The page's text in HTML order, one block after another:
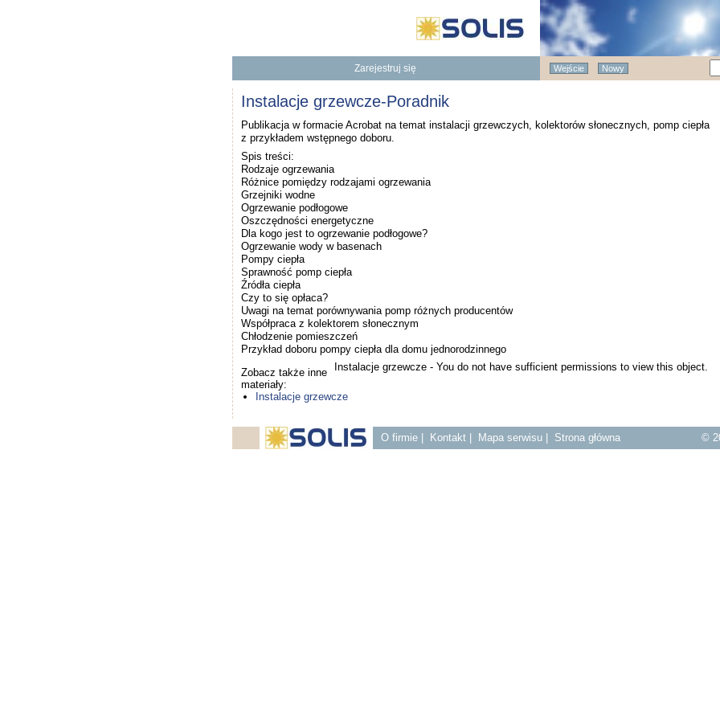
Zarejestruj się
To dodatkowe korzyści
Będziesz mieć dostęp do naszej Bazy Wiedzy
Wejście Nowy
Instalacje grzewcze-Poradnik
Publikacja w formacie Acrobat na temat instalacji grzewczych, kolektorów słonecznych, pomp ciepła
z przykładem wstępnego doboru.
Spis treści:
Rodzaje ogrzewania
Różnice pomiędzy rodzajami ogrzewania
Grzejniki wodne
Ogrzewanie podłogowe
Oszczędności energetyczne
Dla kogo jest to ogrzewanie podłogowe?
Ogrzewanie wody w basenach
Pompy ciepła
Sprawność pomp ciepła
Źródła ciepła
Czy to się opłaca?
Uwagi na temat porównywania pomp różnych producentów
Współpraca z kolektorem słonecznym
Chłodzenie pomieszczeń
Przykład doboru pompy ciepła dla domu jednorodzinnego
Instalacje grzewcze - You do not have sufficient permissions to view this object.
Zobacz także inne
materiały:
Instalacje grzewcze
O firmie Kontakt Mapa serwisu Strona główna ©